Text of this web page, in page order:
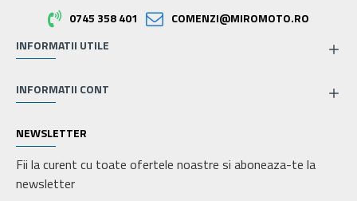
0745 358 401
COMENZI@MIROMOTO.RO
INFORMATII UTILE
INFORMATII CONT
NEWSLETTER
Fii la curent cu toate ofertele noastre si aboneaza-te la
newsletter